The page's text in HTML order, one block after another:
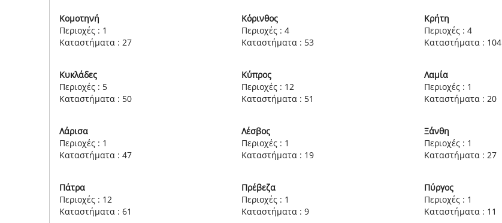
Κομοτηνή
Περιοχές : 1
Καταστήματα : 27
Κόρινθος
Περιοχές : 4
Καταστήματα : 53
Κρήτη
Περιοχές : 4
Καταστήματα : 104
Κυκλάδες
Περιοχές : 5
Καταστήματα : 50
Κύπρος
Περιοχές : 12
Καταστήματα : 51
Λαμία
Περιοχές : 1
Καταστήματα : 20
Λάρισα
Περιοχές : 1
Καταστήματα : 47
Λέσβος
Περιοχές : 1
Καταστήματα : 19
Ξάνθη
Περιοχές : 1
Καταστήματα : 27
Πάτρα
Περιοχές : 12
Καταστήματα : 61
Πρέβεζα
Περιοχές : 1
Καταστήματα : 9
Πύργος
Περιοχές : 1
Καταστήματα : 11